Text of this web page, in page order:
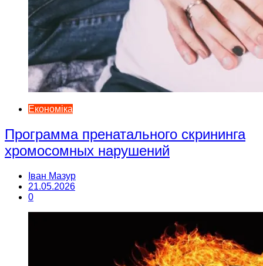
Економіка
Программа пренатального скрининга
хромосомных нарушений
Іван Мазур
21.05.2026
0